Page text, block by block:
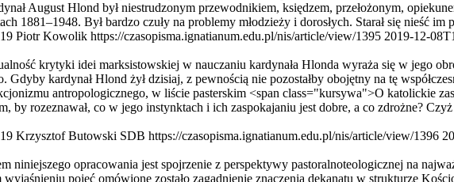
August Hlond był niestrudzonym przewodnikiem, księdzem, przełożonym,
1881–1948. Był bardzo czuły na problemy młodzieży i dorosłych. Starał się nieść
Piotr Kowolik https://czasopisma.ignatianum.edu.pl/nis/article/view/1395 2019-12-
krytyki idei marksistowskiej w nauczaniu kardynała Hlonda wyraża się w jego
kardynał Hlond żył dzisiaj, z pewnością nie pozostałby obojętny na tę
antropologicznego, w liście pasterskim <span class="kursywa">O katolickie
by rozeznawał, co w jego instynktach i ich zaspokajaniu jest dobre, a co zdrożne?
Krzysztof Butowski SDB https://czasopisma.ignatianum.edu.pl/nis/article/view/1396
opracowania jest spojrzenie z perspektywy pastoralnoteologicznej na
pojęć omówione zostało zagadnienie znaczenia dekanatu w strukturze